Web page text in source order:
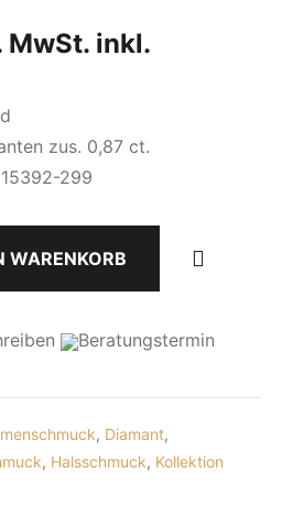
MwSt. inkl.
zus. 0,87 ct.
299
WARENKORB
Beratungstermin
, Diamant,
, Halsschmuck, Kollektion